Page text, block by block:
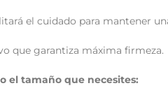
el cuidado para mantener
que garantiza máxima firmeza.
el tamaño que necesites: